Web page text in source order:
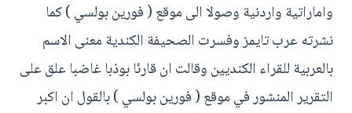
واماراتية واردنية وصولا الى موقع ( فورين بولسي ) كما
نشرته عرب تايمز وفسرت الصحيفة الكندية معنى الاسم
بالعربية للقراء الكنديين وقالت ان قارئا بوذبا غاضبا علق على
التقرير المنشور في موقع ( فورين بولسي ) بالقول ان اكبر